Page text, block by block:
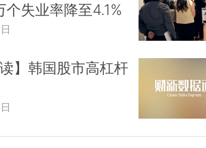
失业率降至4.1%
读】韩国股市高杠杆